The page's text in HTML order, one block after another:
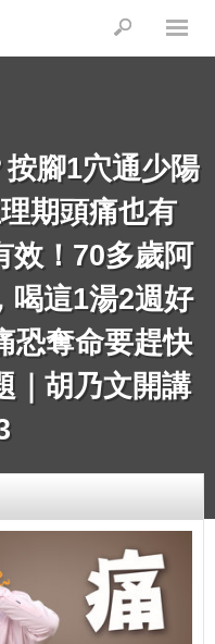
腳1穴通少陽
期頭痛也有
效！70多歲阿
喝這1湯2週好
恐奪命要趕快
｜胡乃文開講